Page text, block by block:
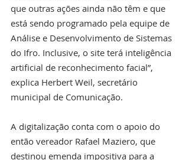
que outras ações ainda não têm e que
está sendo programado pela equipe de
Análise e Desenvolvimento de Sistemas
do Ifro. Inclusive, o site terá inteligência
artificial de reconhecimento facial”,
explica Herbert Weil, secretário
municipal de Comunicação.
A digitalização conta com o apoio do
então vereador Rafael Maziero, que
destinou emenda impositiva para a